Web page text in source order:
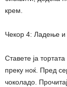
крем.
Чекор 4: Ладење
Ставете ја
преку ноќ. Пред
чоколадо.